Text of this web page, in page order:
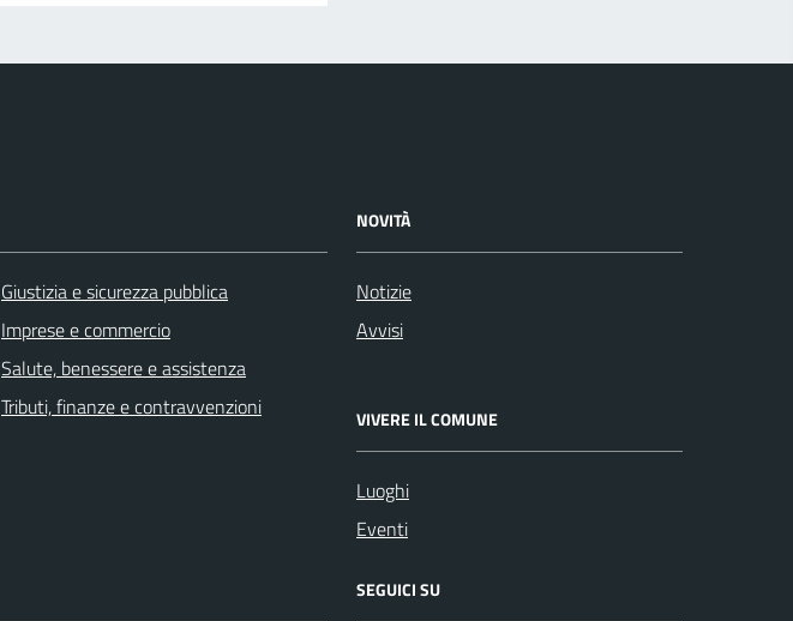
Giustizia e sicurezza pubblica
Imprese e commercio
Salute, benessere e assistenza
Tributi, finanze e contravvenzioni
NOVITÀ
Notizie
Avvisi
VIVERE IL COMUNE
Luoghi
Eventi
SEGUICI SU